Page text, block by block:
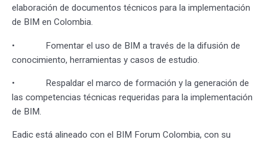
elaboración de documentos técnicos para la implementación
de BIM en Colombia.
• Fomentar el uso de BIM a través de la difusión de
conocimiento, herramientas y casos de estudio.
• Respaldar el marco de formación y la generación de
las competencias técnicas requeridas para la implementación
de BIM.
Eadic está alineado con el BIM Forum Colombia, con su